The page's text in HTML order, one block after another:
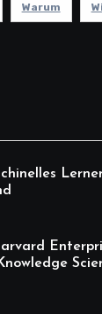
Warum